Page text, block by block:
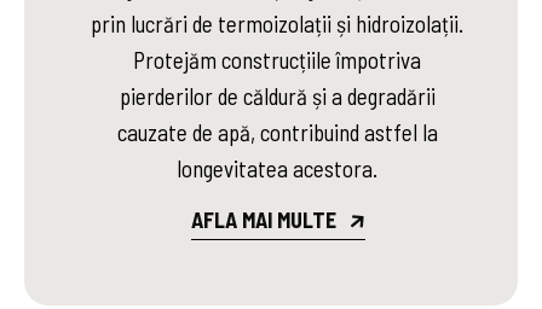
prin lucrări de termoizolații și hidroizolații.
Protejăm construcțiile împotriva
pierderilor de căldură și a degradării
cauzate de apă, contribuind astfel la
longevitatea acestora.
AFLA MAI MULTE